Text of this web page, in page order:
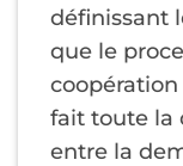
définissant
que le
fait toute la
entre la